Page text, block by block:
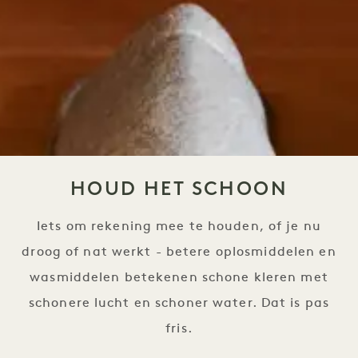
HOUD HET SCHOON
Iets om rekening mee te houden, of je nu
droog of nat werkt - betere oplosmiddelen en
wasmiddelen betekenen schone kleren met
schonere lucht en schoner water. Dat is pas
fris.